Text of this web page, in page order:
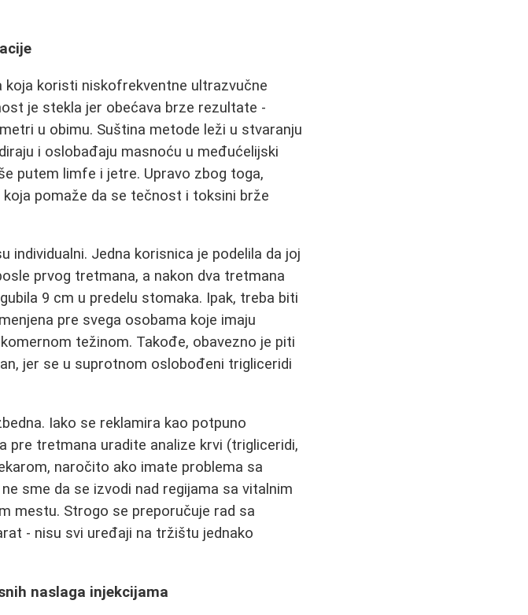
koja koristi niskofrekventne ultrazvučne
je stekla jer obećava brze rezultate -
u obimu. Suština metode leži u stvaranju
i oslobađaju masnoću u međućelijski
putem limfe i jetre. Upravo zbog toga,
pomaže da se tečnost i toksini brže
individualni. Jedna korisnica je podelila da joj
prvog tretmana, a nakon dva tretmana
9 cm u predelu stomaka. Ipak, treba biti
pre svega osobama koje imaju
težinom. Takođe, obavezno je piti
jer se u suprotnom oslobođeni trigliceridi
Iako se reklamira kao potpuno
pre tretmana uradite analize krvi (trigliceridi,
naročito ako imate problema sa
sme da se izvodi nad regijama sa vitalnim
mestu. Strogo se preporučuje rad sa
- nisu svi uređaji na tržištu jednako
naslaga injekcijama